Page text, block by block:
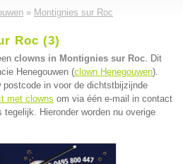
» Montignies sur Roc
Roc (3)
clowns in Montignies sur Roc. Dit
Henegouwen (clown Henegouwen).
postcode in voor de dichtstbijzijnde
met clowns om via één e-mail in contact
Hieronder worden nu overige